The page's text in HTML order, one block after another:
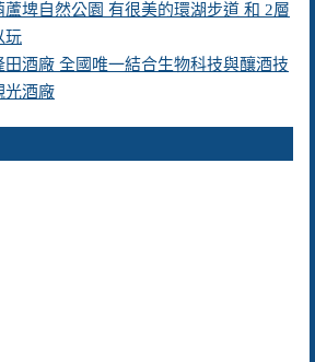
蘆埤自然公園 有很美的環湖步道 和 2層
玩
田酒廠 全國唯一結合生物科技與釀酒技
光酒廠